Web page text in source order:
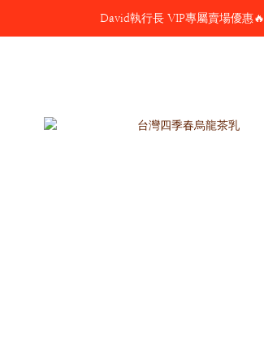
David執行長 VIP專屬賣場優惠🔥